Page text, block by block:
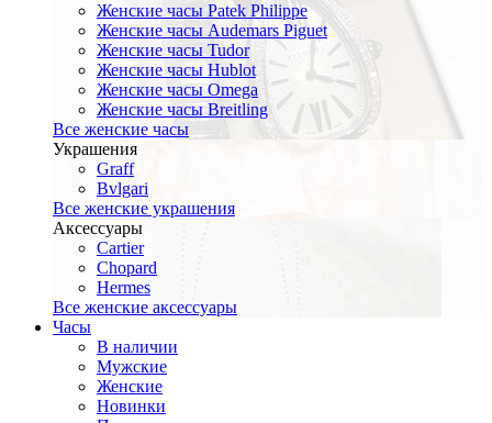
Женские часы Patek Philippe
Женские часы Audemars Piguet
Женские часы Tudor
Женские часы Hublot
Женские часы Omega
Женские часы Breitling
Все женские часы
Украшения
Graff
Bvlgari
Все женские украшения
Аксессуары
Cartier
Chopard
Hermes
Все женские аксессуары
Часы
В наличии
Мужские
Женские
Новинки